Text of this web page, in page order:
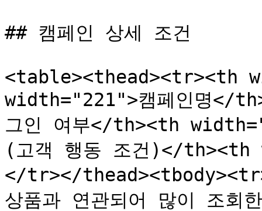
## 캠페인 상세 조건
<table><thead><tr><th
width="221">캠페인명</
그인 여부</th><th
(고객 행동 조건)</th><th
</tr></
상품과 연관되어 많이 조회